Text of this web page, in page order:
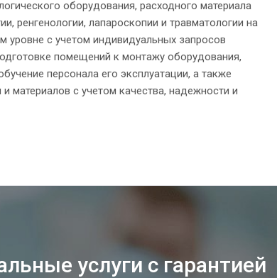
оборудования, расходного материала
ренгенологии, лапароскопии и травматологии на
уровне с учетом индивидуальных запросов
помещений к монтажу оборудования,
персонала его эксплуатации, а также
и материалов с учетом качества, надежности и
услуги с гарантией